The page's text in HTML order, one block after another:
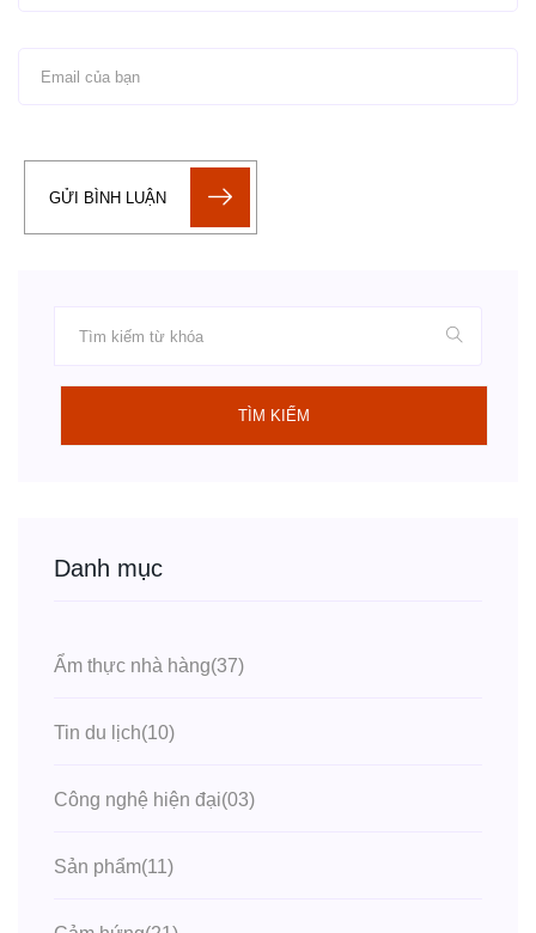
GỬI BÌNH LUẬN
TÌM KIẾM
Danh mục
Ẩm thực nhà hàng(37)
Tin du lịch(10)
Công nghệ hiện đại(03)
Sản phẩm(11)